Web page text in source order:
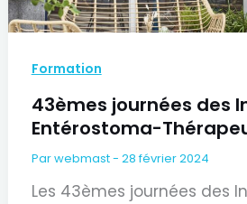
Formation
43èmes journées des
Entérostoma-
Parwebmast- 28 février 2024
Les 43èmes journées des